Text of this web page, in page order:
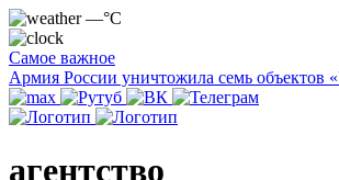
—°C
Самое важное
Армия России уничтожила семь объектов
агентство